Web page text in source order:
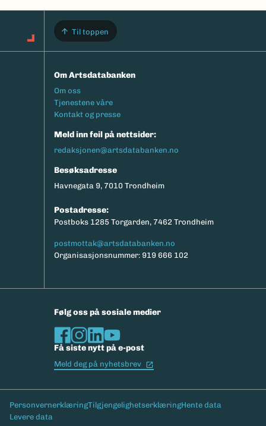
Til toppen
Om Artsdatabanken
Footermeny
Om oss
Tjenestene våre
Kontakt og presse
Meld inn feil på nettsider:
redaksjonen@artsdatabanken.no
Besøksadresse
Havnegata 9, 7010 Trondheim
Postadresse:
Postboks 1285 Torgarden, 7462 Trondheim
postmottak@artsdatabanken.no
Organisasjonsnummer: 919 666 102
Følg oss på sosiale medier
Få siste nytt på e-post
Meld deg på nyhetsbrev
Bunntekst
PersonvernerklæringTilgjengelighetserklæringHente data
Levere data